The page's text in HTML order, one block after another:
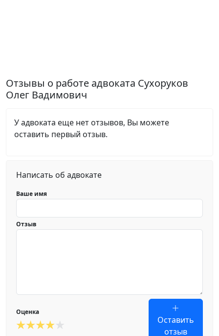
Отзывы о работе адвоката Сухоруков
Олег Вадимович
У адвоката еще нет отзывов, Вы можете
оставить первый отзыв.
Написать об адвокате
Ваше имя
Отзыв
Оценка
Оставить
отзыв